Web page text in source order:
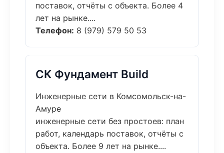
поставок, отчёты с объекта. Более 4
лет на рынке....
Телефон: 8 (979) 579 50 53
СК Фундамент Build
Инженерные сети в Комсомольск-на-
Амуре
инженерные сети без простоев: план
работ, календарь поставок, отчёты с
объекта. Более 9 лет на рынке....